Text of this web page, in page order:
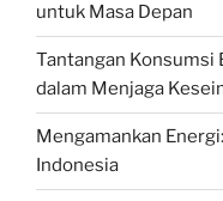
untuk Masa Depan
Tantangan Konsumsi
dalam Menjaga
Mengamankan
Indonesia